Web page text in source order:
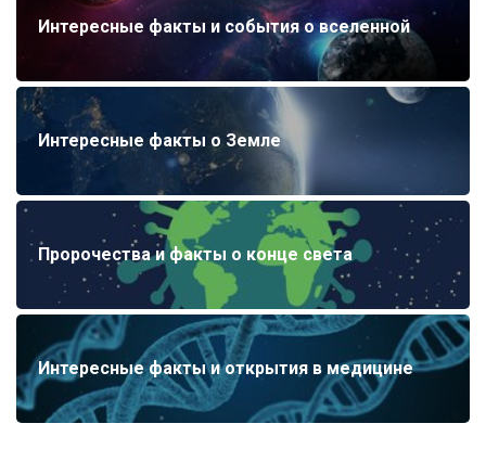
Интересные факты и события о вселенной
Интересные факты о Земле
Пророчества и факты о конце света
Интересные факты и открытия в медицине